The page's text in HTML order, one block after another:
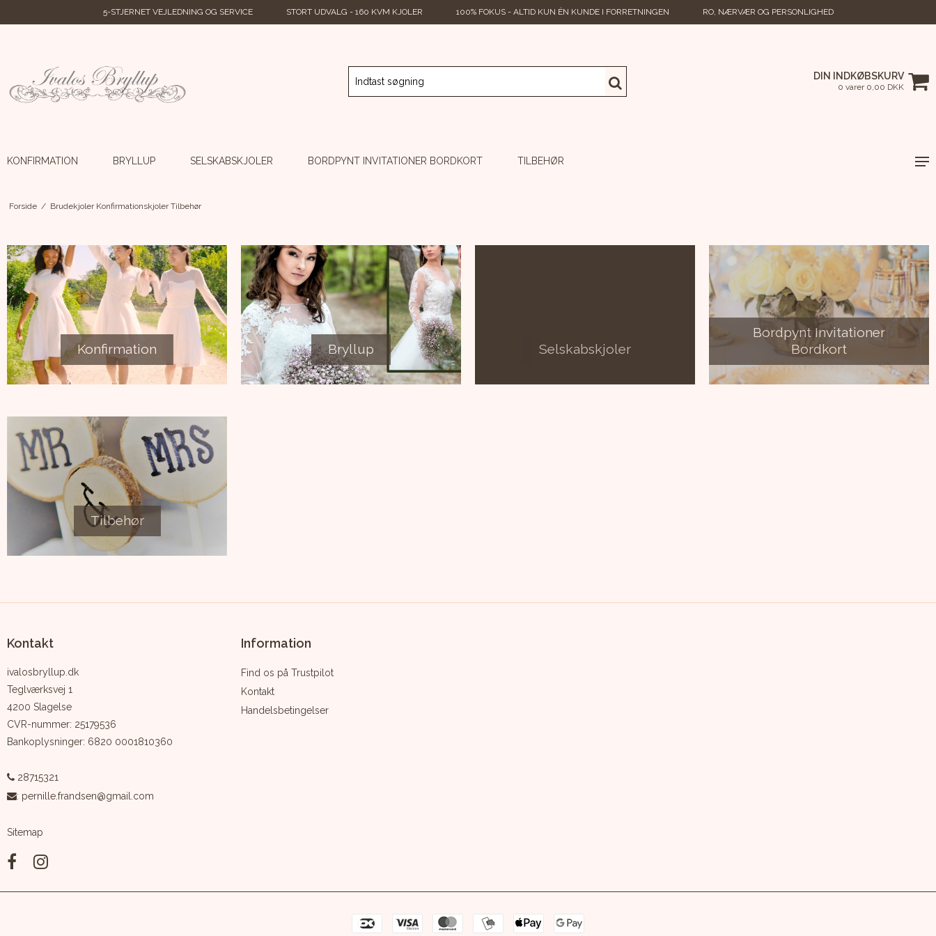
5-STJERNET VEJLEDNING OG SERVICE STORT UDVALG - 160 KVM KJOLER 100% FOKUS - ALTID KUN ÉN KUNDE I FORRETNINGEN RO, NÆRVÆR OG PERSONLIGHED
DIN INDKØBSKURV
0 varer 0,00 DKK
KONFIRMATION BRYLLUP SELSKABSKJOLER BORDPYNT INVITATIONER BORDKORT TILBEHØR
Forside / Brudekjoler Konfirmationskjoler Tilbehør
Konfirmation Bryllup Selskabskjoler
Bordpynt Invitationer
Bordkort
Tilbehør
Kontakt
ivalosbryllup.dk
Teglværksvej 1
4200 Slagelse
CVR-nummer: 25179536
Bankoplysninger: 6820 0001810360
28715321
: pernille.frandsen@gmail.com
Sitemap
Information
Find os på Trustpilot
Kontakt
Handelsbetingelser